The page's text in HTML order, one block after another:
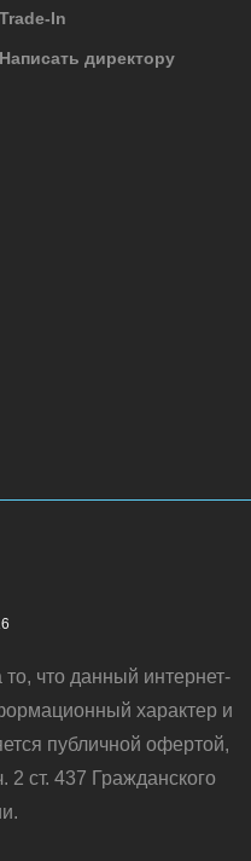
Trade-In
Написать директору
что данный интернет-
характер и
публичной офертой,
ст. 437 Гражданского